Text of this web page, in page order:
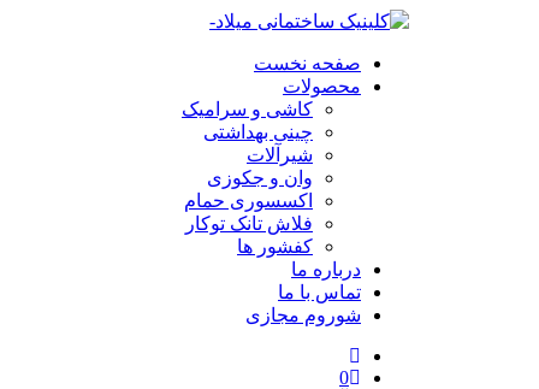
صفحه نخست
محصولات
کاشی و سرامیک
چینی بهداشتی
شیرآلات
وان و جکوزی
اکسسوری حمام
فلاش تانک توکار
کفشور ها
درباره ما
تماس با ما
شوروم مجازی
0